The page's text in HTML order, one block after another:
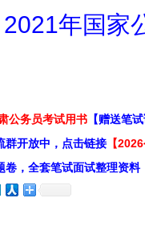
2021年国家
公务员考试用书 【赠送笔
群开放中，点击链接 【
卷，全套笔试面试整理资料